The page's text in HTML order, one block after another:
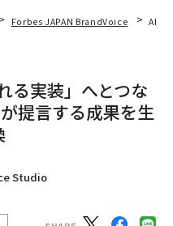
Forbes JAPAN BrandVoice AI構
る実装」へとつな
が提言する成果を生
Studio